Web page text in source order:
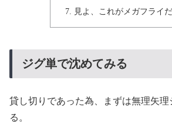
見よ、これがメガフライだ
ジグ単で沈めてみる
貸し切りであった為、まずは無理矢理
る。